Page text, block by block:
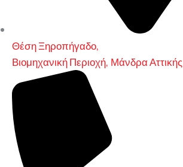
Θέση Ξηροπήγαδο,
Βιομηχανική Περιοχή, Μάνδρα Αττικής